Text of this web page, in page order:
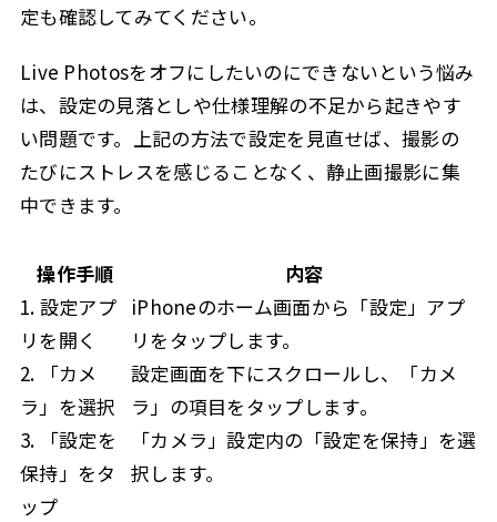
定も確認してみてください。
Live Photosをオフにしたいのにできないという悩み
は、設定の見落としや仕様理解の不足から起きやす
い問題です。上記の方法で設定を見直せば、撮影の
たびにストレスを感じることなく、静止画撮影に集
中できます。
操作手順
内容
1. 設定アプ
リを開く
iPhoneのホーム画面から「設定」アプ
リをタップします。
2. 「カメ
ラ」を選択
設定画面を下にスクロールし、「カメ
ラ」の項目をタップします。
3. 「設定を
保持」をタ
ップ
「カメラ」設定内の「設定を保持」を選
択します。